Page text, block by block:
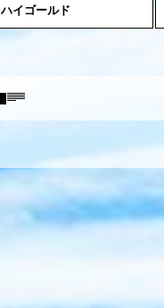
ハイゴールド